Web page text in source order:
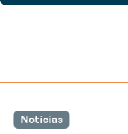
Notícias